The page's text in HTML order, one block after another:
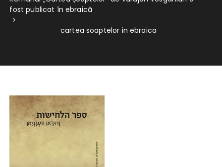
fost publicat în ebraică
cartea soaptelor in ebraica